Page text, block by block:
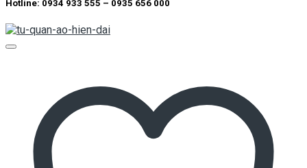
Hotline: 0934 933 555 – 0935 656 000